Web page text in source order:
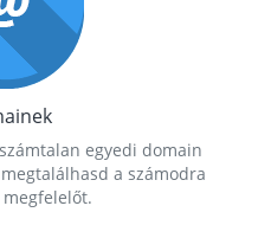
egyedi domain
a számodra